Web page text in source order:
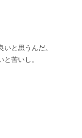
と思うんだ。
苦いし。